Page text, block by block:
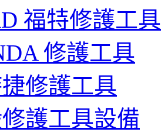
福特修護工具
修護工具
修護工具
護工具設備